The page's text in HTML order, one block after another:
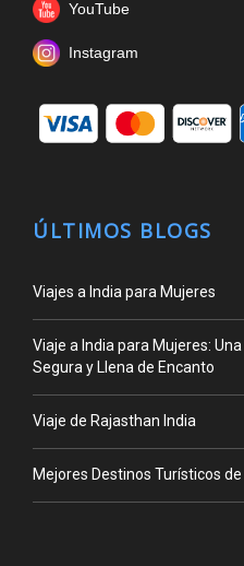
YouTube
Instagram
ÚLTIMOS BLOGS
Viajes a India para Mujeres
Viaje a India para Mujeres:
Segura y Llena de Encanto
Viaje de Rajasthan India
Mejores Destinos Turísticos